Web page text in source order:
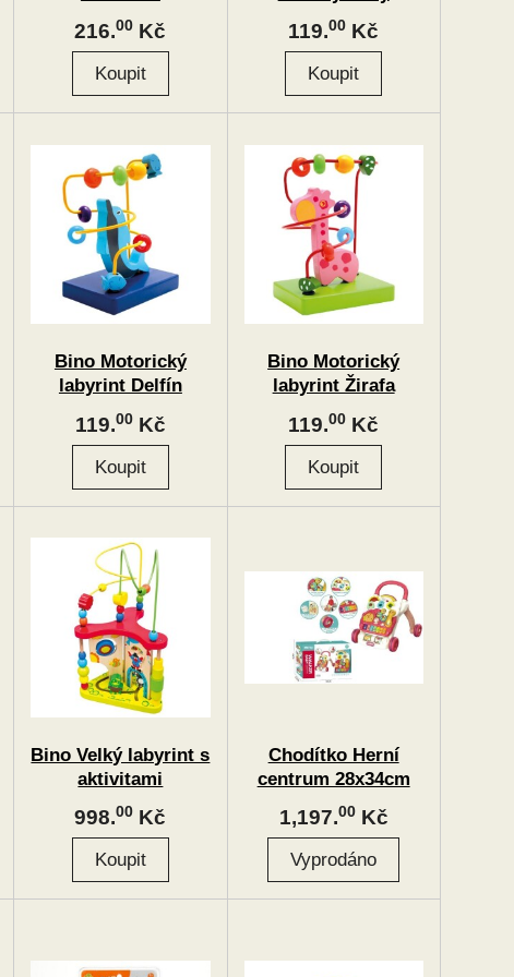
216.00 Kč 119.00 Kč
Bino Motorický
labyrint Delfín
119.00Kč
Bino Motorický
labyrint Žirafa
119.00 Kč
Bino Velký labyrint s
aktivitami
998.00 Kč
Chodítko Herní
centrum 28x34cm
červené
1,197.00Kč